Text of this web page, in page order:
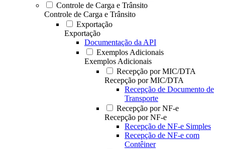
Controle de Carga e Trânsito
Controle de Carga e Trânsito
Exportação
Exportação
Documentação da API
Exemplos Adicionais
Exemplos Adicionais
Recepção por MIC/DTA
Recepção por MIC/DTA
Recepção de Documento de
Transporte
Recepção por NF-e
Recepção por NF-e
Recepção de NF-e Simples
Recepção de NF-e com
Contêiner